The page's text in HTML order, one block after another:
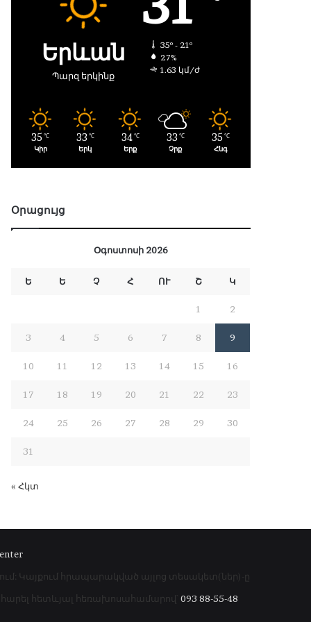
Երևան
Պարզ երկինք
35º - 21º
27%
1.63 կմ/ժ
35 ℃
Կիր
33 ℃
Երկ
34 ℃
Երք
33 ℃
Չրք
35 ℃
Հնգ
Օրացույց
Օգոստոսի 2026
Ե Ե Չ Հ ՈՒ Շ Կ
1 2
3 4 5 6 7 8 9
10 11 12 13 14 15 16
17 18 19 20 21 22 23
24 25 26 27 28 29 30
31
« Հկտ
Կայքում հրապարակված այլոց տեսակետ(ներ)-ը
հետևյալ հեռախոսահամարով՝ 093 88-55-48